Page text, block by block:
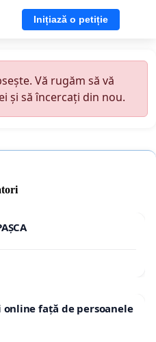
Inițiază o petiție
Vă rugăm să vă
și să încercați din nou.
față de persoanele